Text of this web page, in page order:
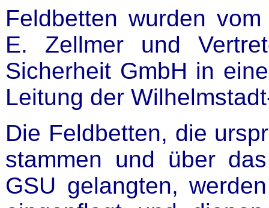
Feldbetten wurden
E. Zellmer und
Sicherheit GmbH in
Leitung der
Die Feldbetten, die
stammen und über
GSU gelangten,